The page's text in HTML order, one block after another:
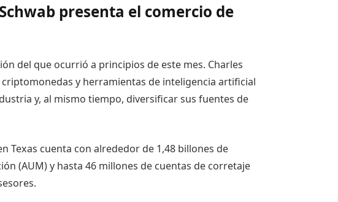
presenta el comercio de
del que ocurrió a principios de este mes. Charles
y herramientas de inteligencia artificial
y, al mismo tiempo, diversificar sus fuentes de
Texas cuenta con alrededor de 1,48 billones de
(AUM) y hasta 46 millones de cuentas de corretaje